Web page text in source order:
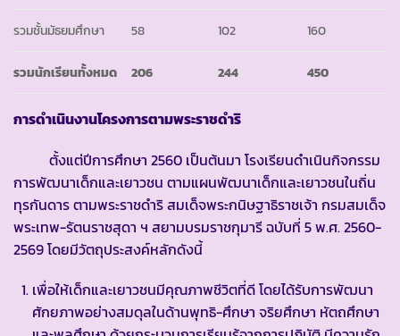
รวมชั้นมัธยมศึกษา 58 102 160
รวมนักเรียนทั้งหมด 206 244 450
การดำเนินงานโครงการตามพระราชดำริ
ตั้งแต่ปีการศึกษา 2560 เป็นต้นมา โรงเรียนดำเนินกิจกรรม
การพัฒนาเด็กและเยาวชน ตามแผนพัฒนาเด็กและเยาวชนในถิ่น
ทุรกันดาร ตามพระราชดำริ สมเด็จพระกนิษฐาธิราชเจ้า กรมสมเด็จ
พระเทพ-รัตนราชสุดา ฯ สยามบรมราชกุมารี ฉบับที่ 5 พ.ศ. 2560-
2569 โดยมีวัตถุประสงค์หลักดังนี้
เพื่อให้เด็กและเยาวชนมีคุณภาพชีวิตที่ดี โดยได้รับการพัฒนา
ศักยภาพอย่างสมดุลในด้านพุทธิ-ศึกษา จริยศึกษา หัตถศึกษา